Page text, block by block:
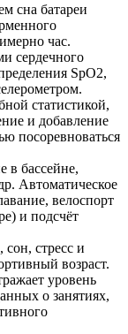
сна батареи
час.
сердечного
SpO2,
статистикой,
и добавление
посоревноваться
бассейне,
Автоматическое
велоспорт
и подсчёт
стресс и
возраст.
уровень
о занятиях,